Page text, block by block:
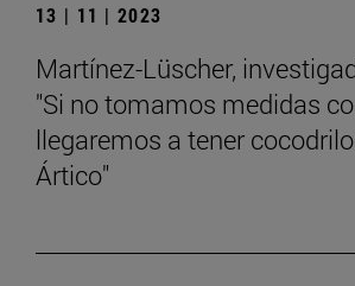
13 | 11 | 2023
Martínez-Lüscher,
"Si no tomamos medidas
llegaremos a tener
Ártico"